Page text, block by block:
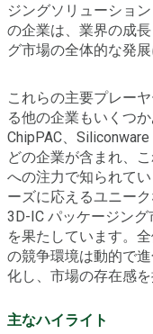
ジングソリューショ
の企業は、業界の成
グ市場の全体的な発展
これらの主要プレー
る他の企業もいくつ
ChipPAC、
どの企業が含まれ、
への注力で知られて
ーズに応えるユニー
3D-IC パッケージン
を果たしています。
の競争環境は動的で
化し、市場の存在感
主なハイライト